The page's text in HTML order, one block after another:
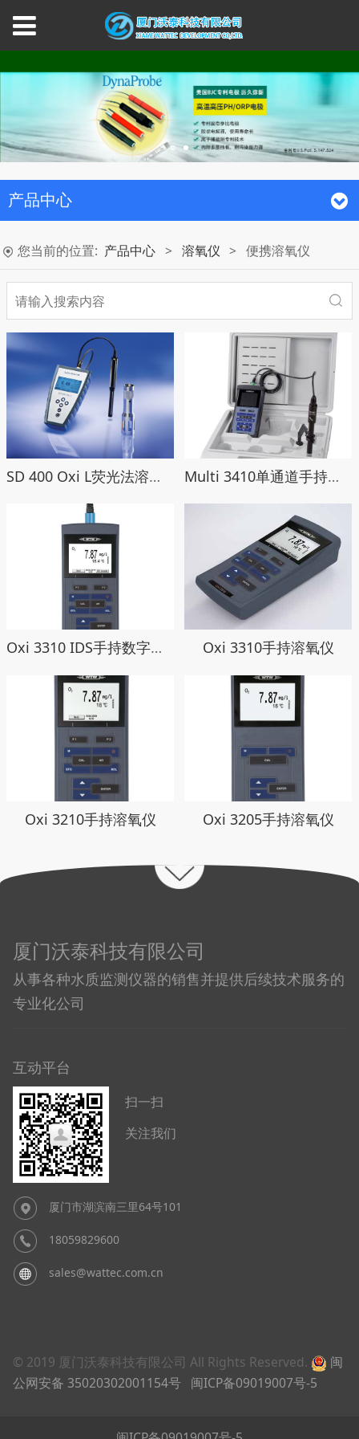
产品中心
您当前的位置: 产品中心 > 溶氧仪 > 便携溶氧仪
SD 400 Oxi L荧光法溶氧测试仪 Multi 3410单通道手持数字信号多参数计
Oxi 3310 IDS手持数字信号溶氧仪 Oxi 3310手持溶氧仪
Oxi 3210手持溶氧仪 Oxi 3205手持溶氧仪
厦门沃泰科技有限公司
从事各种水质监测仪器的销售并提供后续技术服务的
专业化公司
互动平台
扫一扫
关注我们
厦门市湖滨南三里64号101
18059829600
sales@wattec.com.cn
© 2019 厦门沃泰科技有限公司 All Rights Reserved.
闽
公网安备 35020302001154号
闽ICP备09019007号-5